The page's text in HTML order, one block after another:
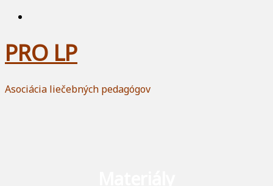
PRO LP
Asociácia liečebných pedagógov